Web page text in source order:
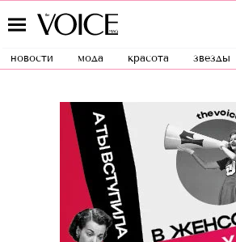
новости мода красота звезды